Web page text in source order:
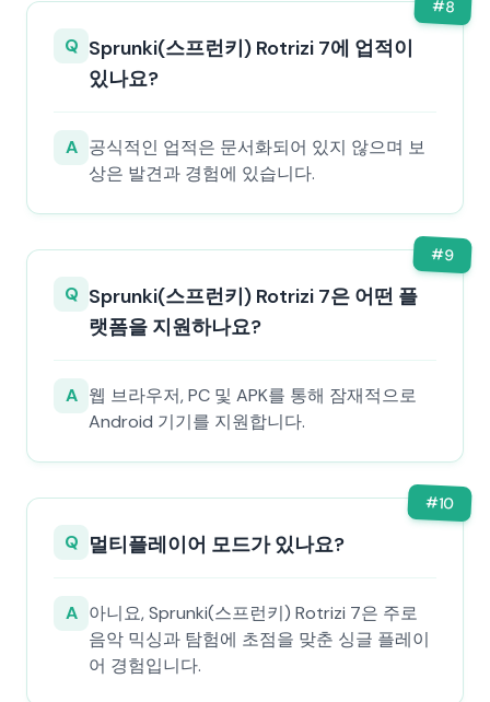
#8
Q Sprunki(스프런키) Rotrizi 7에 업적이
있나요?
A 공식적인 업적은 문서화되어 있지 않으며 보
상은 발견과 경험에 있습니다.
#9
Q Sprunki(스프런키) Rotrizi 7은 어떤 플
랫폼을 지원하나요?
A 웹 브라우저, PC 및 APK를 통해 잠재적으로
Android 기기를 지원합니다.
#10
Q 멀티플레이어 모드가 있나요?
A 아니요, Sprunki(스프런키) Rotrizi 7은 주로
음악 믹싱과 탐험에 초점을 맞춘 싱글 플레이
어 경험입니다.